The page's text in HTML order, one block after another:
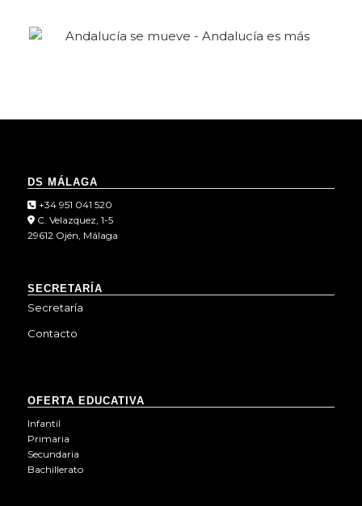
DS MÁLAGA
+34 951 041 520
C. Velazquez, 1-5
29612 Ojén, Málaga
SECRETARÍA
Secretaría
Contacto
OFERTA EDUCATIVA
Infantil
Primaria
Secundaria
Bachillerato